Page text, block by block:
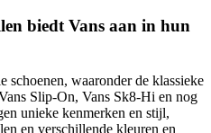
biedt Vans aan in hun
schoenen, waaronder de klassieke
Slip-On, Vans Sk8-Hi en nog
unieke kenmerken en stijl,
en verschillende kleuren en